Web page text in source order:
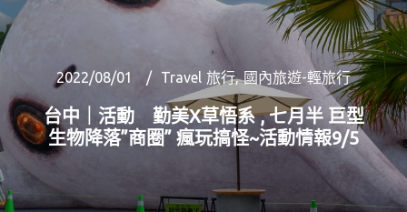
2022/08/01 Travel 旅行,國內旅遊-輕旅行
台中｜活動 勤美X草悟系 , 七月半 巨型
生物降落”商圈” 瘋玩搞怪~活動情報9/5